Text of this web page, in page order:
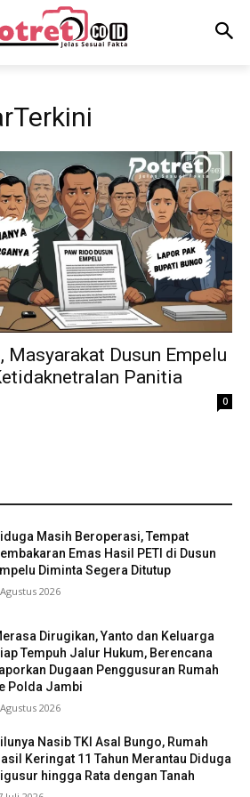
Masyarakat Dusun Empelu
Panitia
0
Masih Beroperasi, Tempat
Emas Hasil PETI di Dusun
Diminta Segera Ditutup
2026
Dirugikan, Yanto dan Keluarga
Tempuh Jalur Hukum, Berencana
Dugaan Penggusuran Rumah
Polda Jambi
2026
Nasib TKI Asal Bungo, Rumah
Keringat 11 Tahun Merantau Diduga
hingga Rata dengan Tanah